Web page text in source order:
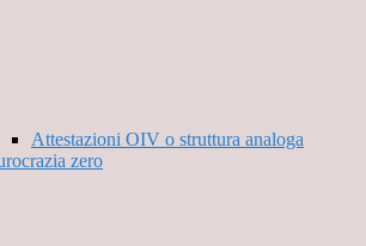
Attestazioni OIV o struttura analoga
zero